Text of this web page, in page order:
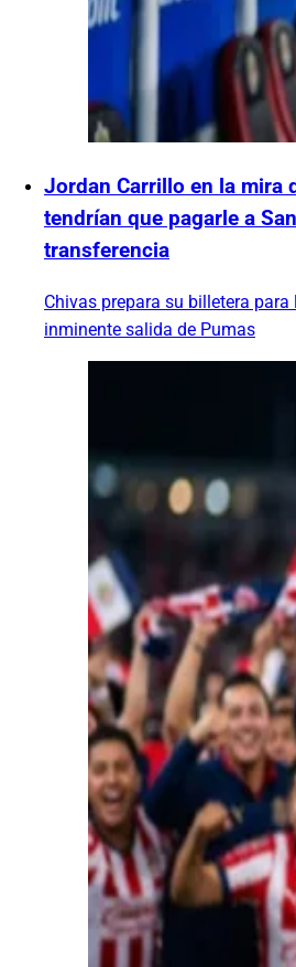
Jordan Carrillo en la mira
tendrían que pagarle a
transferencia
Chivas prepara su billetera
inminente salida de Pumas